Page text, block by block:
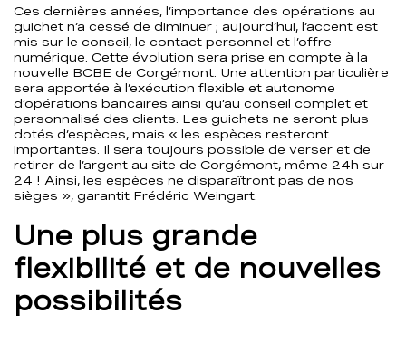
Ces dernières années, l’importance des opérations au
guichet n’a cessé de diminuer ; aujourd’hui, l’accent est
mis sur le conseil, le contact personnel et l’offre
numérique. Cette évolution sera prise en compte à la
nouvelle BCBE de Corgémont. Une attention particulière
sera apportée à l’exécution flexible et autonome
d’opérations bancaires ainsi qu’au conseil complet et
personnalisé des clients. Les guichets ne seront plus
dotés d’espèces, mais « les espèces resteront
importantes. Il sera toujours possible de verser et de
retirer de l’argent au site de Corgémont, même 24h sur
24 ! Ainsi, les espèces ne disparaîtront pas de nos
sièges », garantit Frédéric Weingart.
Une plus grande
flexibilité et de nouvelles
possibilités